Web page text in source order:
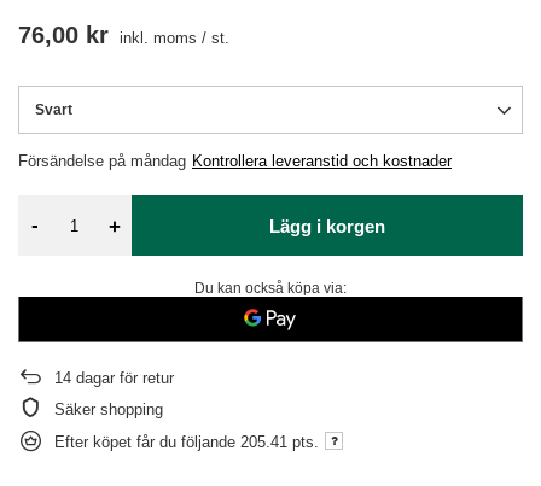
Svart
Försändelse på måndag Kontrollera leveranstid och kostnader
76,00 kr inkl. moms / st.
- + Lägg i korgen
Du kan också köpa via:
14 dagar för retur
Säker shopping
Efter köpet får du följande 205.41 pts.